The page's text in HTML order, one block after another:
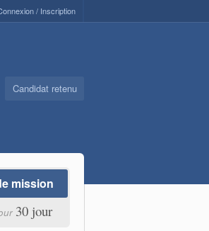
/ Inscription
Candidat retenu
mission
30 jour